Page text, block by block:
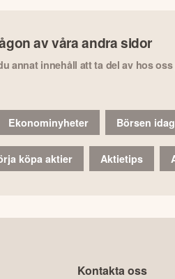
av våra andra sidor
annat innehåll att ta del av hos
Ekonominyheter Börsen idag
köpa aktier Aktietips
Kontakta oss